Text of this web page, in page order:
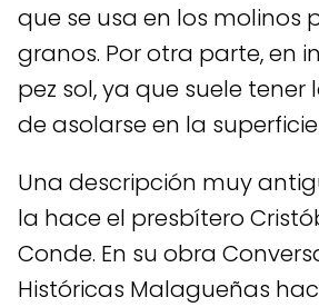
que se usa en los molinos
granos. Por otra parte, en
pez sol, ya que suele
de asolarse en la
Una descripción muy
la hace el presbítero
Conde. En su obra
Históricas Malagueñas